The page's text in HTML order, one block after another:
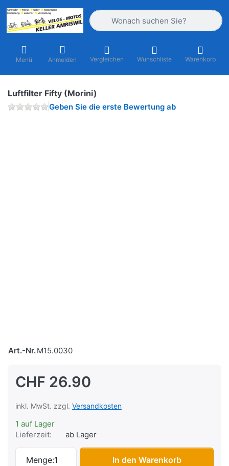
Geben Sie einen Suchbegriff ein.
Menü Anmelden Vergleichen Wunschliste Warenkorb
Luftfilter Fifty (Morini)
Geben Sie die erste Bewertung ab
Art.-Nr.M15.0030
CHF 26.90
inkl. MwSt. zzgl. Versandkosten
1 auf Lager
Lieferzeit:
ab Lager
Menge:1
Luftfilter Fifty (Morini) zu CHF 26.90,
In den Warenkorb